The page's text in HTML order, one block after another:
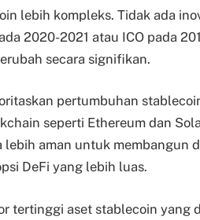
lebih kompleks. Tidak ada
2020-2021 atau ICO pada
secara signifikan.
pertumbuhan
seperti Ethereum dan
lebih aman untuk membangun
DeFi yang lebih luas.
tertinggi aset stablecoin yang